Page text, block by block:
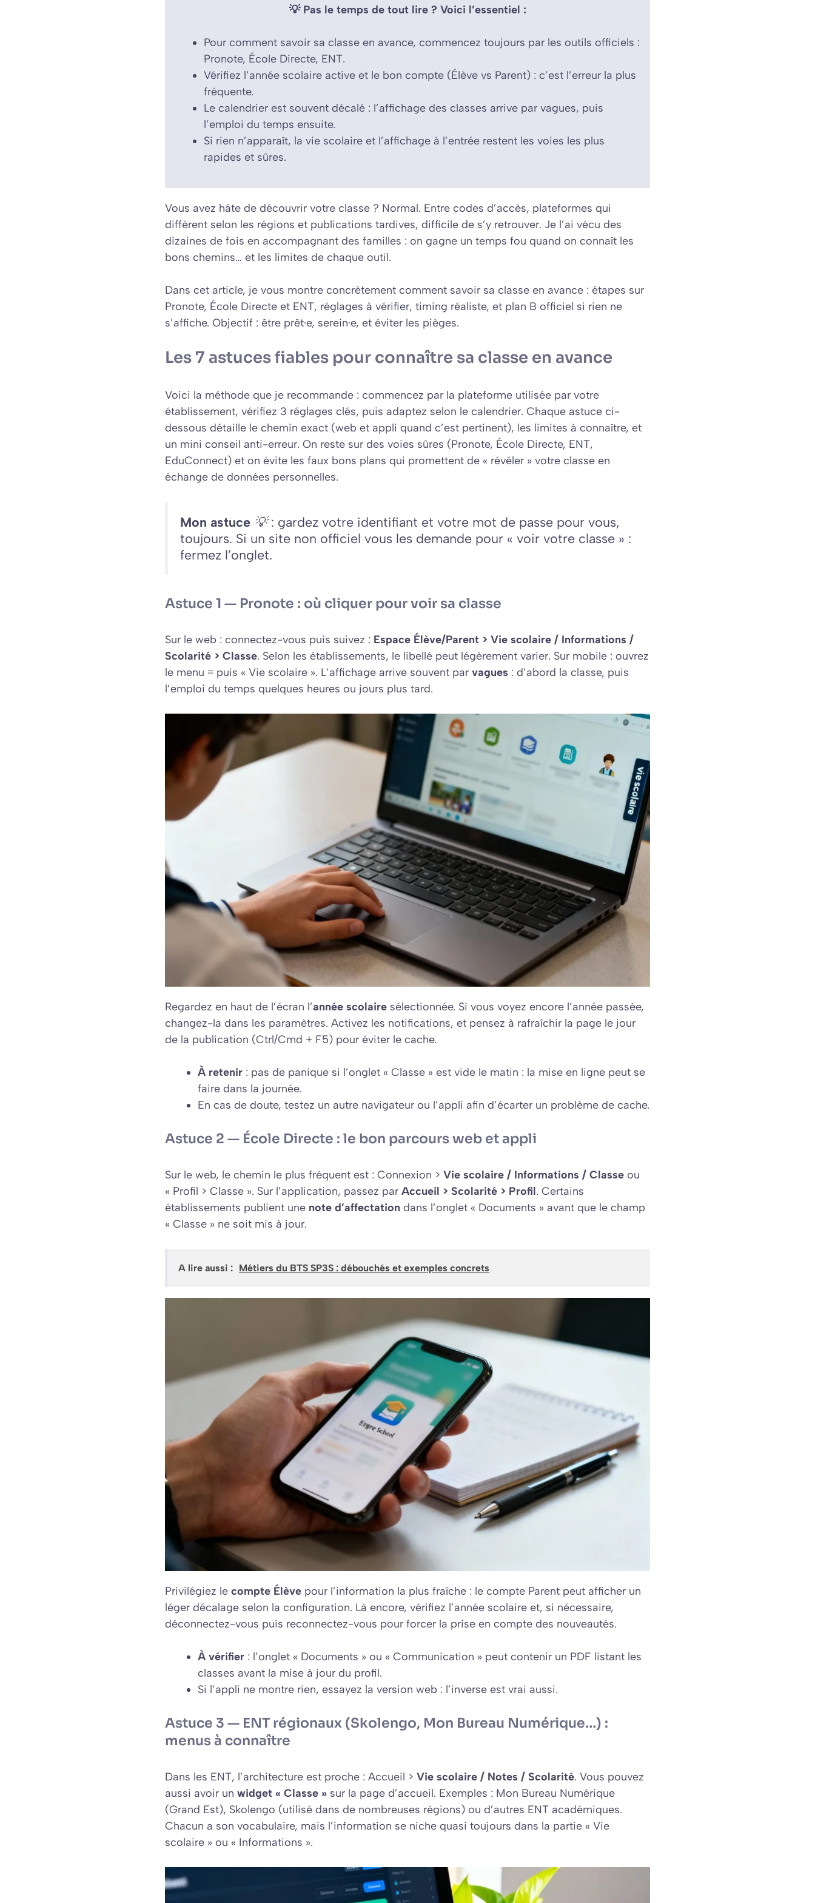
💡 Pas le temps de tout lire ? Voici l’essentiel :
Pour comment savoir sa classe en avance, commencez toujours par les outils officiels :
Pronote, École Directe, ENT.
Vérifiez l’année scolaire active et le bon compte (Élève vs Parent) : c’est l’erreur la plus
fréquente.
Le calendrier est souvent décalé : l’affichage des classes arrive par vagues, puis
l’emploi du temps ensuite.
Si rien n’apparaît, la vie scolaire et l’affichage à l’entrée restent les voies les plus
rapides et sûres.
Vous avez hâte de découvrir votre classe ? Normal. Entre codes d’accès, plateformes qui
diffèrent selon les régions et publications tardives, difficile de s’y retrouver. Je l’ai vécu des
dizaines de fois en accompagnant des familles : on gagne un temps fou quand on connaît les
bons chemins… et les limites de chaque outil.
Dans cet article, je vous montre concrètement comment savoir sa classe en avance : étapes sur
Pronote, École Directe et ENT, réglages à vérifier, timing réaliste, et plan B officiel si rien ne
s’affiche. Objectif : être prêt·e, serein·e, et éviter les pièges.
Les 7 astuces fiables pour connaître sa classe en avance
Voici la méthode que je recommande : commencez par la plateforme utilisée par votre
établissement, vérifiez 3 réglages clés, puis adaptez selon le calendrier. Chaque astuce ci-
dessous détaille le chemin exact (web et appli quand c’est pertinent), les limites à connaître, et
un mini conseil anti-erreur. On reste sur des voies sûres (Pronote, École Directe, ENT,
EduConnect) et on évite les faux bons plans qui promettent de « révéler » votre classe en
échange de données personnelles.
Mon astuce 💡 : gardez votre identifiant et votre mot de passe pour vous,
toujours. Si un site non officiel vous les demande pour « voir votre classe » :
fermez l’onglet.
Astuce 1 — Pronote : où cliquer pour voir sa classe
Sur le web : connectez-vous puis suivez : Espace Élève/Parent > Vie scolaire / Informations /
Scolarité > Classe. Selon les établissements, le libellé peut légèrement varier. Sur mobile : ouvrez
le menu ≡ puis « Vie scolaire ». L’affichage arrive souvent par vagues : d’abord la classe, puis
l’emploi du temps quelques heures ou jours plus tard.
Regardez en haut de l’écran l’année scolaire sélectionnée. Si vous voyez encore l’année passée,
changez-la dans les paramètres. Activez les notifications, et pensez à rafraîchir la page le jour
de la publication (Ctrl/Cmd + F5) pour éviter le cache.
À retenir : pas de panique si l’onglet « Classe » est vide le matin : la mise en ligne peut se
faire dans la journée.
En cas de doute, testez un autre navigateur ou l’appli afin d’écarter un problème de cache.
Astuce 2 — École Directe : le bon parcours web et appli
Sur le web, le chemin le plus fréquent est : Connexion > Vie scolaire / Informations / Classe ou
« Profil > Classe ». Sur l’application, passez par Accueil > Scolarité > Profil. Certains
établissements publient une note d’affectation dans l’onglet « Documents » avant que le champ
« Classe » ne soit mis à jour.
A lire aussi : Métiers du BTS SP3S : débouchés et exemples concrets
Privilégiez le compte Élève pour l’information la plus fraîche : le compte Parent peut afficher un
léger décalage selon la configuration. Là encore, vérifiez l’année scolaire et, si nécessaire,
déconnectez-vous puis reconnectez-vous pour forcer la prise en compte des nouveautés.
À vérifier : l’onglet « Documents » ou « Communication » peut contenir un PDF listant les
classes avant la mise à jour du profil.
Si l’appli ne montre rien, essayez la version web : l’inverse est vrai aussi.
Astuce 3 — ENT régionaux (Skolengo, Mon Bureau Numérique…) :
menus à connaître
Dans les ENT, l’architecture est proche : Accueil > Vie scolaire / Notes / Scolarité. Vous pouvez
aussi avoir un widget « Classe » sur la page d’accueil. Exemples : Mon Bureau Numérique
(Grand Est), Skolengo (utilisé dans de nombreuses régions) ou d’autres ENT académiques.
Chacun a son vocabulaire, mais l’information se niche quasi toujours dans la partie « Vie
scolaire » ou « Informations ».